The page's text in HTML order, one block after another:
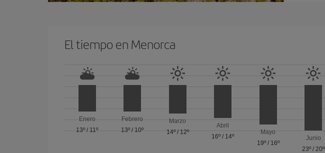
El tiempo en Menorca
Enero
13º / 11º
Febrero
13º / 10º
Marzo
14º/ 12º
Abril
16º / 14º
Mayo
19º/ 16º
Junio
23º / 20º